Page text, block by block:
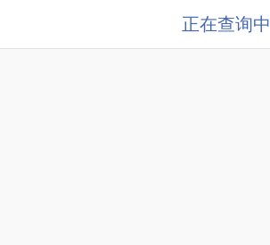
正在查询中